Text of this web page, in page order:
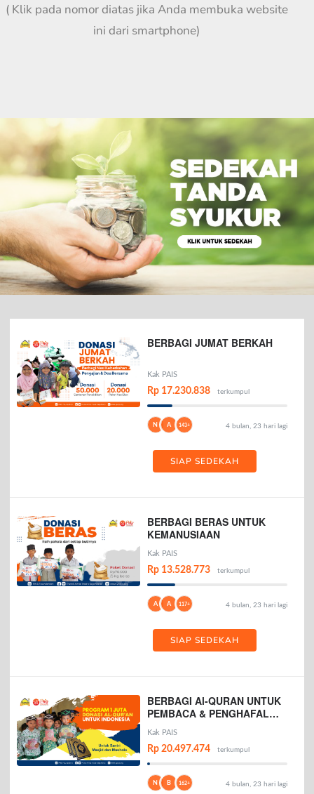
( Klik pada nomor diatas jika Anda membuka website
ini dari smartphone)
BERBAGI JUMAT BERKAH
Kak PAIS
Rp 17.230.838 terkumpul
N A 143+ 4 bulan, 23 hari lagi
SIAP SEDEKAH
BERBAGI BERAS UNTUK
KEMANUSIAAN
Kak PAIS
Rp 13.528.773 terkumpul
A A 117+ 4 bulan, 23 hari lagi
SIAP SEDEKAH
BERBAGI Al-QURAN UNTUK
PEMBACA & PENGHAFAL
AL-QURAN
Kak PAIS
Rp 20.497.474 terkumpul
N B 162+ 4 bulan, 23 hari lagi